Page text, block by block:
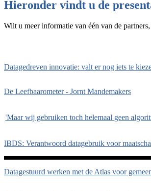
Hieronder vindt u de
Wilt u meer informatie van één van de
Datagedreven innovatie: valt er nog iets te
De Leefbaarometer - Jornt Mandemakers
'Maar wij gebruiken toch helemaal geen
IBDS: Verantwoord datagebruik voor
Datagestuurd werken met de Atlas voor